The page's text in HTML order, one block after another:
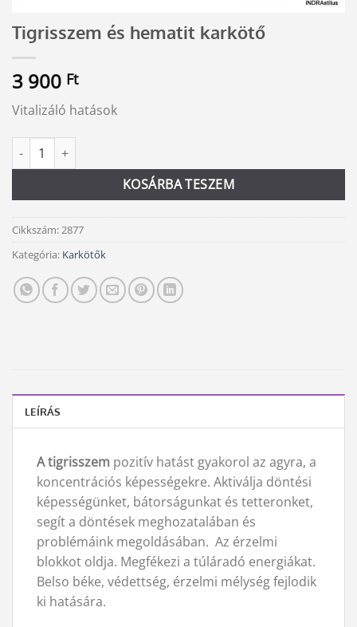
Tigrisszem és hematit karkötő
3 900 Ft
Vitalizáló hatások
Tigrisszem és hematit karkötő mennyiség
KOSÁRBA TESZEM
Alternative:
Cikkszám:2877
Kategória: Karkötők
LEÍRÁS
A tigrisszem pozitív hatást gyakorol az agyra, a
koncentrációs képességekre. Aktiválja döntési
képességünket, bátorságunkat és tetteronket,
segít a döntések meghozatalában és
problémáink megoldásában. Az érzelmi
blokkot oldja. Megfékezi a túláradó energiákat.
Belso béke, védettség, érzelmi mélység fejlodik
ki hatására.